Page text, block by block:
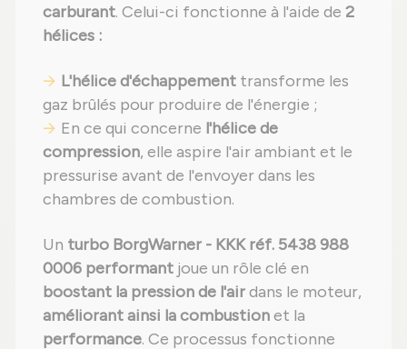
carburant. Celui-ci fonctionne à l'aide de 2
hélices :
L'hélice d'échappement transforme les
gaz brûlés pour produire de l'énergie ;
En ce qui concerne l'hélice de
compression, elle aspire l'air ambiant et le
pressurise avant de l'envoyer dans les
chambres de combustion.
Un turbo BorgWarner - KKK réf. 5438 988
0006 performant joue un rôle clé en
boostant la pression de l'airdans le moteur,
améliorant ainsi la combustionet la
performance. Ce processus fonctionne